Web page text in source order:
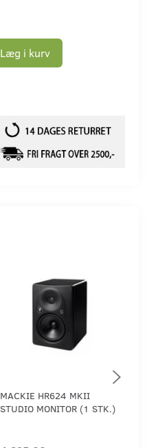
Læg i kurv
MACKIE HR624 MKII
STUDIO MONITOR (1 STK.)